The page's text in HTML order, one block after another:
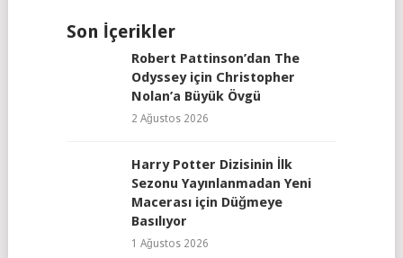
Son İçerikler
Robert Pattinson’dan The
Odyssey için Christopher
Nolan’a Büyük Övgü
2 Ağustos 2026
Harry Potter Dizisinin İlk
Sezonu Yayınlanmadan Yeni
Macerası için Düğmeye
Basılıyor
1 Ağustos 2026